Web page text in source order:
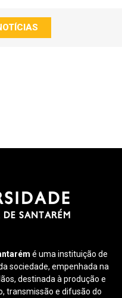
é uma instituição de
sociedade, empenhada na
destinada à produção e
transmissão e difusão do